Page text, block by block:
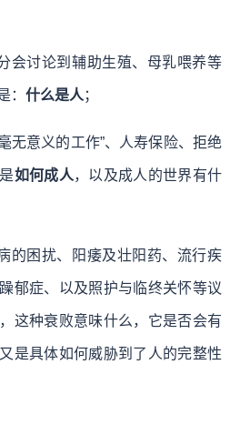
会讨论到辅助生殖、母乳喂养等
： 什么是人 ；
无意义的工作”、人寿保险、拒绝
如何成人，以及成人的世界有什
的困扰、阳痿及壮阳药、流行疾
郁症、以及照护与临终关怀等议
，这种衰败意味什么，它是否会有
是具体如何威胁到了人的完整性